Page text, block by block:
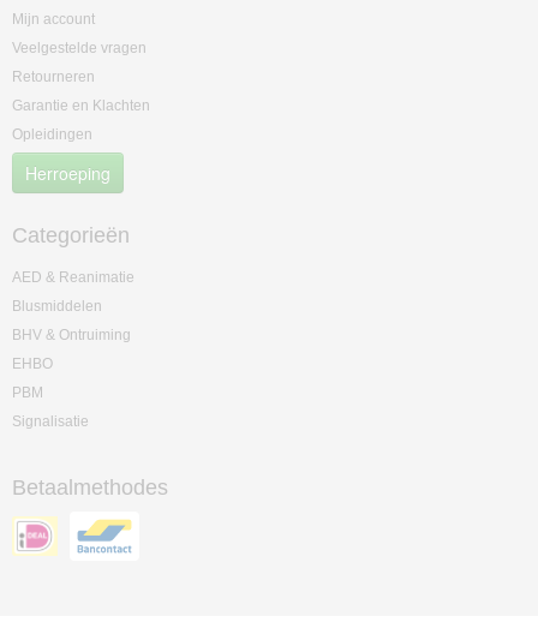
Mijn account
Veelgestelde vragen
Retourneren
Garantie en Klachten
Opleidingen
Herroeping
Categorieën
AED & Reanimatie
Blusmiddelen
BHV & Ontruiming
EHBO
PBM
Signalisatie
Betaalmethodes